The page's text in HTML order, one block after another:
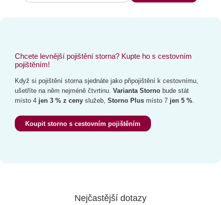
Chcete levnější pojištění storna? Kupte ho s cestovním
pojištěním!
Když si pojištění storna sjednáte jako připojištění k cestovnímu,
ušetříte na něm nejméně čtvrtinu. Varianta Storno bude stát
místo 4 jen 3 % z ceny služeb, Storno Plus místo 7 jen 5 %.
Koupit storno s cestovním pojištěním
Nejčastější dotazy